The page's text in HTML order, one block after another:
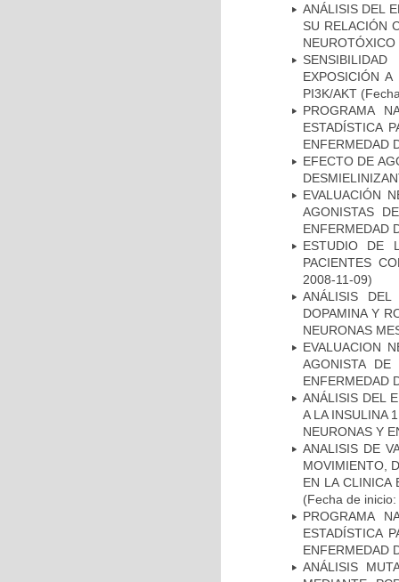
ANÁLISIS DEL
SU RELACIÓN
NEUROTÓXICO
EXPOSICIÓN
PI3K/AKT
PROGRAMA
ESTADÍSTICA
ENFERMEDAD
EFECTO DE
EVALUACIÓN
AGONISTAS
ENFERMEDAD
ESTUDIO DE
PACIENTES
2008-11-09)
ANÁLISIS
DOPAMINA Y
NEURONAS
EVALUACION
AGONISTA
ENFERMEDAD
ANÁLISIS DEL
A LA INSULINA
NEURONAS Y
ANALISIS DE
MOVIMIENTO,
EN LA CLINICA
(Fecha de
PROGRAMA
ESTADÍSTICA
ENFERMEDAD
ANÁLISIS